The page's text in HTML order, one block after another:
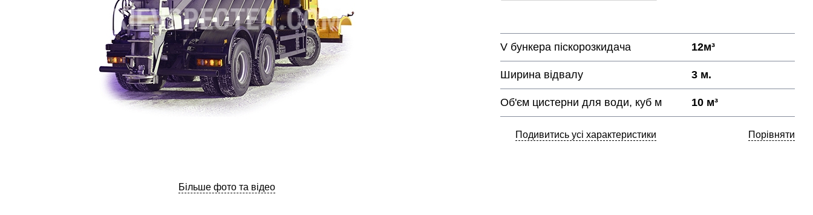
Більше фото та відео
V бункера піскорозкидача 12м³
Ширина відвалу 3 м.
Об'єм цистерни для води, куб м 10 м³
Подивитись усі характеристики Порівняти